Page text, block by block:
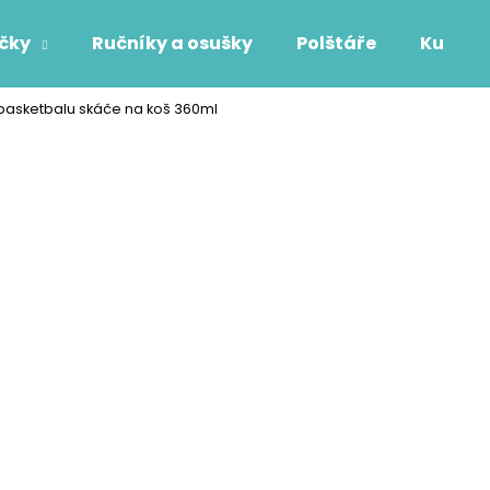
Ručníky a osušky Polštáře
skáče na koš 360ml
Co potřebujete najít?